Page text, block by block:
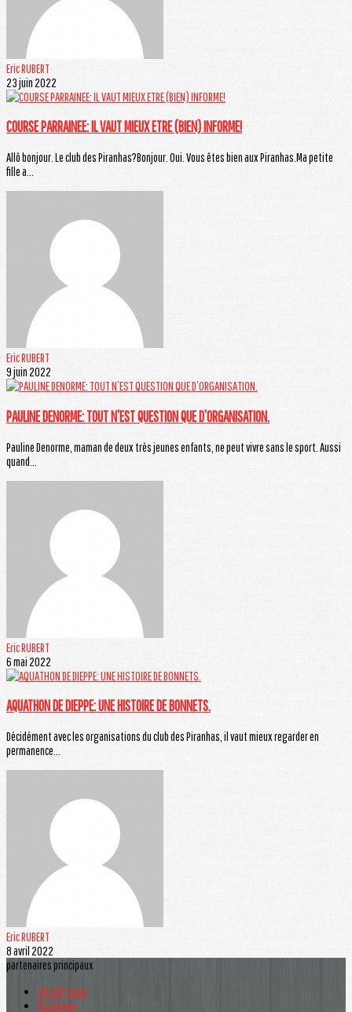
Eric RUBERT
23 juin 2022
COURSE PARRAINEE: IL VAUT MIEUX ETRE (BIEN) INFORME!
Allô bonjour. Le club des Piranhas?Bonjour. Oui. Vous êtes bien aux Piranhas.Ma petite
fille a...
Eric RUBERT
9 juin 2022
PAULINE DENORME: TOUT N’EST QUESTION QUE D’ORGANISATION.
Pauline Denorme, maman de deux très jeunes enfants, ne peut vivre sans le sport. Aussi
quand...
Eric RUBERT
6 mai 2022
AQUATHON DE DIEPPE: UNE HISTOIRE DE BONNETS.
Décidément avec les organisations du club des Piranhas, il vaut mieux regarder en
permanence...
Eric RUBERT
8 avril 2022
partenaires principaux
LELOUP Frank
PG Groupe